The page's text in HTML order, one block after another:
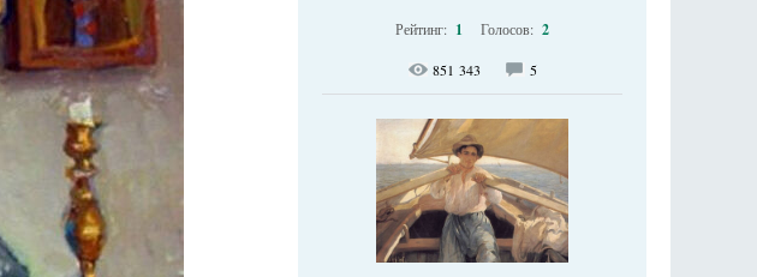
Рейтинг: 1 Голосов: 2
851 343 5